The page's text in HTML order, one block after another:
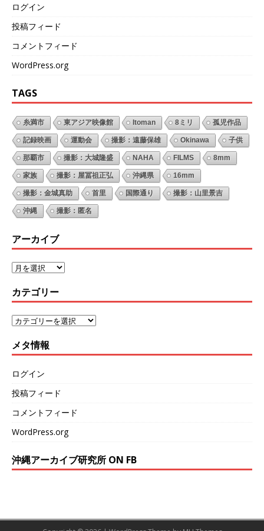
ログイン
投稿フィード
コメントフィード
WordPress.org
TAGS
糸満市 東アジア映像館 Itoman 8ミリ 孤児作品
記録映画 運動会 撮影：遠藤保雄 Okinawa 子供
那覇市 撮影：大城隆盛 NAHA FILMS 8mm
家族 撮影：屋冨祖正弘 沖縄県 16mm
撮影：金城真助 首里 国際通り 撮影：山里景吉
沖縄 撮影：匿名
アーカイブ
カテゴリー
メタ情報
ログイン
投稿フィード
コメントフィード
WordPress.org
沖縄アーカイブ研究所 ON FB